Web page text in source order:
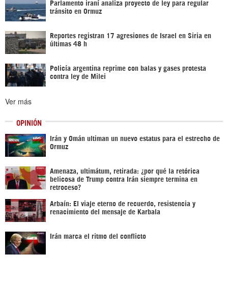
Parlamento iraní analiza proyecto de ley para regular
tránsito en Ormuz
Reportes registran 17 agresiones de Israel en Siria en
últimas 48 h
Policía argentina reprime con balas y gases protesta
contra ley de Milei
Ver más
OPINIÓN
Irán y Omán ultiman un nuevo estatus para el estrecho de
Ormuz
Amenaza, ultimátum, retirada: ¿por qué la retórica
belicosa de Trump contra Irán siempre termina en
retroceso?
Arbaín: El viaje eterno de recuerdo, resistencia y
renacimiento del mensaje de Karbala
Irán marca el ritmo del conflicto